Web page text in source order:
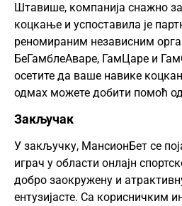
Штавише, компанија снажно
коцкање и успоставила је
реномираним независним
БеГамблеАваре, ГамЦаре и
осетите да ваше навике
одмах можете добити помоћ од
Закључак
У закључку, МансионБет се
играч у области онлајн
добро заокружену и
ентузијасте. Са корисничким